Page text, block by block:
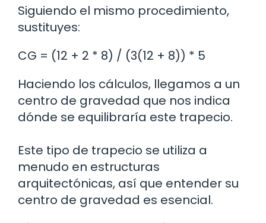
Siguiendo el mismo procedimiento,
sustituyes:
CG = (12 + 2 * 8) / (3(12 + 8)) * 5
Haciendo los cálculos, llegamos a un
centro de gravedad que nos indica
dónde se equilibraría este trapecio.
Este tipo de trapecio se utiliza a
menudo en estructuras
arquitectónicas, así que entender su
centro de gravedad es esencial.